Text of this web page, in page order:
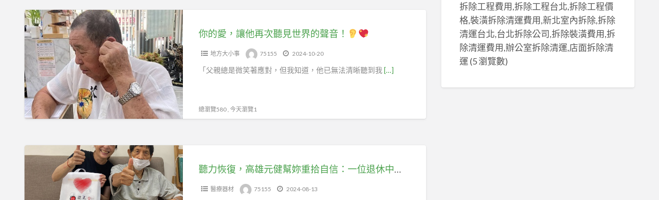
刻，
高
雄
元
健
助
聽
器
五
市
邀
市
幫
助
擇
合
適
的
聽
器：
你
的
愛，
讓
他
再
次
聽
見
界
的
音！
你的愛，讓他再次聽見世界的聲音！
地方大小事 75155 2024-10-20
「父親總是微笑著應對，但我知道，他已無法清晰聽到我 […]
總瀏覽580 , 今天瀏覽1
力
復，
聽力恢復，高雄元健幫妳重拾自信：一位退休中油員工的改變
醫療器材 75155 2024-08-13
拆除工程費用,拆除工程台北,拆除工程價
格,裝潢拆除清運費用,新北室內拆除,拆除
清運台北,台北拆除公司,拆除裝潢費用,拆
除清運費用,辦公室拆除清運,店面拆除清
運 (5 瀏覽數)